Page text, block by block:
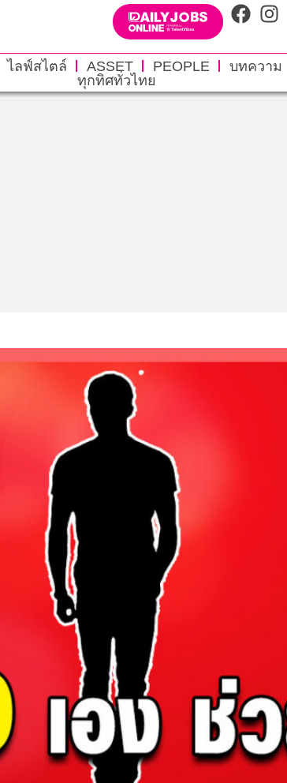
ไลฟ์สไตล์ ASSET PEOPLE บทความ
ทุกทิศทั่วไทย